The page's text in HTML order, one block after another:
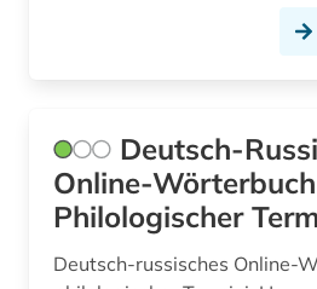
Deutsch-
Online-Wörterbuch
Philologischer
Deutsch-russisches Online-